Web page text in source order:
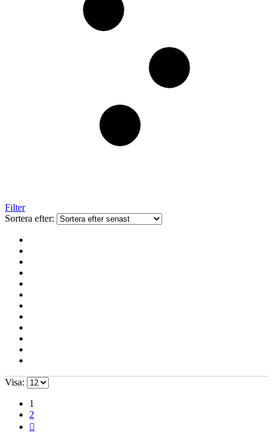
Filter
Sortera efter:
Visa:
1
2